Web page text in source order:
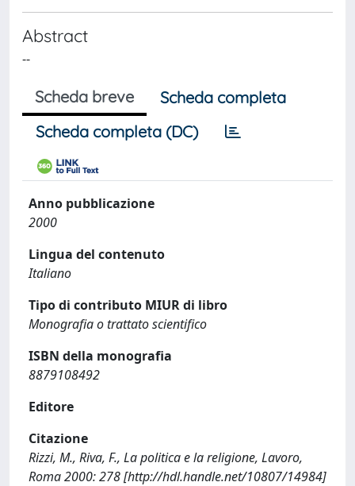
Abstract
--
Scheda breve
Scheda completa
Scheda completa (DC)
Anno pubblicazione
2000
Lingua del contenuto
Italiano
Tipo di contributo MIUR di libro
Monografia o trattato scientifico
ISBN della monografia
8879108492
Editore
Citazione
Rizzi, M., Riva, F., La politica e la religione, Lavoro,
Roma 2000: 278 [http://hdl.handle.net/10807/14984]